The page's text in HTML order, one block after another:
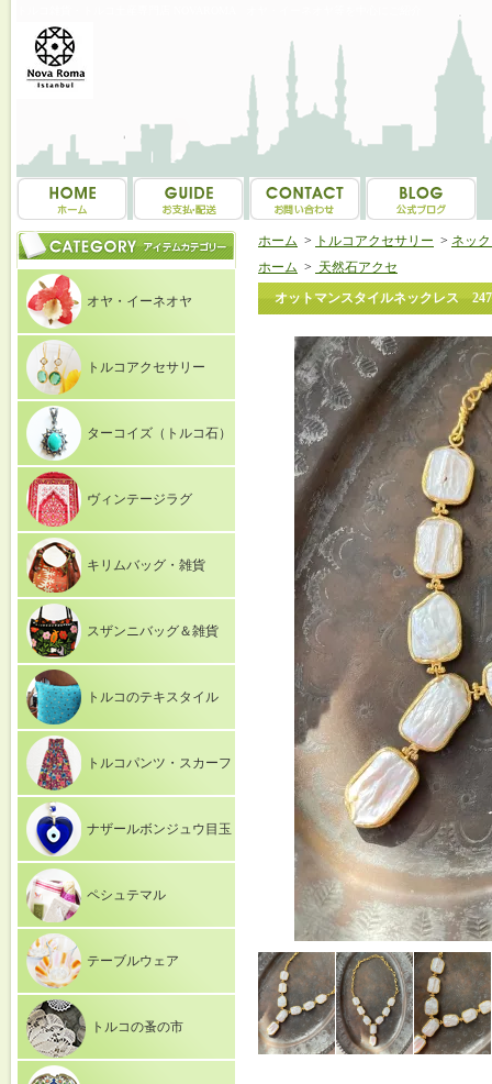
オヤ・イーネオヤ
トルコアクセサリー
ターコイズ（トルコ石）
ヴィンテージラグ
キリムバッグ・雑貨
スザンニバッグ＆雑貨
トルコのテキスタイル
トルコパンツ・スカーフ
ナザールボンジュウ目玉
ペシュテマル
テーブルウェア
トルコの蚤の市
ホーム > トルコアクセサリー > ネッ
ホーム > 天然石アクセ
オットマンスタイルネックレス 247